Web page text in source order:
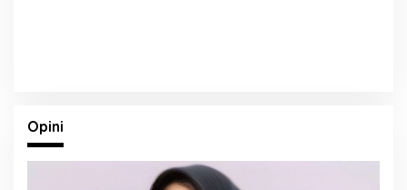
Opini